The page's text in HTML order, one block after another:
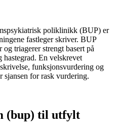
poliklinikk (BUP) er
fastleger skriver. BUP
triagerer strengt basert på
En velskrevet
funksjonsvurdering og
sjansen for rask vurdering.
(bup) til utfylt